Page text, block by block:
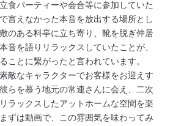
食パーティーや会合等に参加していた
言えなかった本音を放出する場所とし
のある料亭に立ち寄り、靴を脱ぎ仲居
音を語りリラックスしていたことが、
ことに繋がったと言われています。
敵なキャラクターでお客様をお迎えす
らを慕う地元の常連さんに会え、二次
ラックスしたアットホームな空間を楽
ずは動画で、この雰囲気を味わってみ